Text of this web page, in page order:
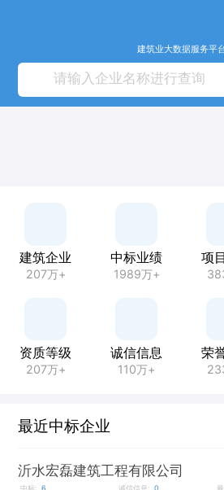
建筑业大数据服务平
建筑企业
207万+
中标业绩
1989万+
项
资质等级
207万+
诚信信息
110万+
荣
最近中标企业
沂水宏磊建筑工程有限公司
中标: 6 诚信信息: 0